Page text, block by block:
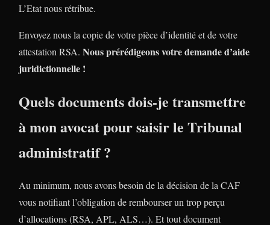
L’Etat nous rétribue.
Envoyez nous la copie de votre pièce d’identité et de votre
attestation RSA. Nous prérédigeons votre demande d’aide
juridictionnelle !
Quels documents dois-je transmettre
à mon avocat pour saisir le Tribunal
administratif ?
Au minimum, nous avons besoin de la décision de la CAF
vous notifiant l’obligation de rembourser un trop perçu
d’allocations (RSA, APL, ALS…). Et tout document